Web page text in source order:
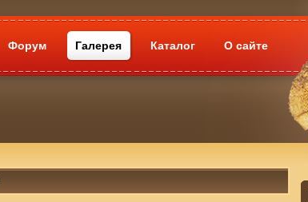
Форум Галерея Каталог О сайте